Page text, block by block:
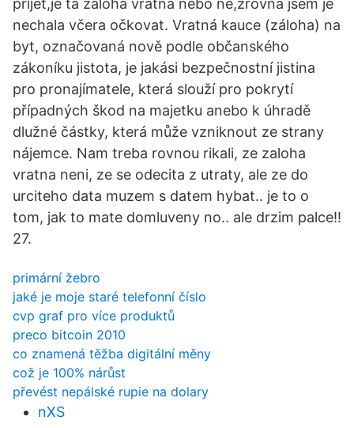
přijet,je ta záloha vratná nebo ne,zrovna jsem je
nechala včera očkovat. Vratná kauce (záloha) na
byt, označovaná nově podle občanského
zákoníku jistota, je jakási bezpečnostní jistina
pro pronajímatele, která slouží pro pokrytí
případných škod na majetku anebo k úhradě
dlužné částky, která může vzniknout ze strany
nájemce. Nam treba rovnou rikali, ze zaloha
vratna neni, ze se odecita z utraty, ale ze do
urciteho data muzem s datem hybat.. je to o
tom, jak to mate domluveny no.. ale drzim palce!!
27.
primární žebro
jaké je moje staré telefonní číslo
cvp graf pro více produktů
preco bitcoin 2010
co znamená těžba digitální měny
což je 100% nárůst
převést nepálské rupie na dolary
nXS